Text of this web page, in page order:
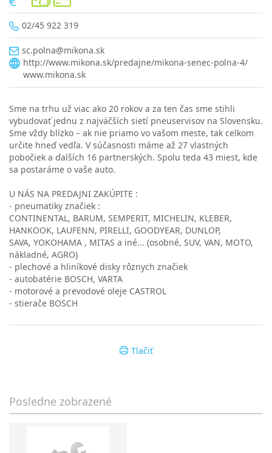
02/45 922 319
sc.polna@mikona.sk
http://www.mikona.sk/predajne/mikona-senec-polna-4/
www.mikona.sk
Sme na trhu už viac ako 20 rokov a za ten čas sme stihli
vybudovať jednu z najväčších sietí pneuservisov na Slovensku.
Sme vždy blízko – ak nie priamo vo vašom meste, tak celkom
určite hneď vedľa. V súčasnosti máme až 27 vlastných
pobočiek a ďalších 16 partnerských. Spolu teda 43 miest, kde
sa postaráme o vaše auto.
U NÁS NA PREDAJNI ZAKÚPITE :
- pneumatiky značiek :
CONTINENTAL, BARUM, SEMPERIT, MICHELIN, KLEBER,
HANKOOK, LAUFENN, PIRELLI, GOODYEAR, DUNLOP,
SAVA, YOKOHAMA , MITAS a iné... (osobné, SUV, VAN, MOTO,
nákladné, AGRO)
- plechové a hliníkové disky rôznych značiek
- autobatérie BOSCH, VARTA
- motorové a prevodové oleje CASTROL
- stierače BOSCH
Tlačiť
Posledne zobrazené